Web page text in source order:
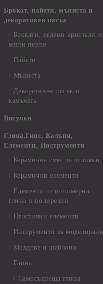
Брокат, пайети, мъниста и
декоративен пясък
Брокати, ледени кристали и
мини перли
Пайети
Мъниста
Декоративен пясък и
камъчета
Висулки
Глина,Гипс, Калъпи,
Елементи, Инструменти
Керамична смес за отливки
Керамични елементи
Елементи от полимерна
глина и полирезин
Пластични елементи
Инструменти за моделиране
Молдове и шаблони
Глина
Самосъхнеща глина